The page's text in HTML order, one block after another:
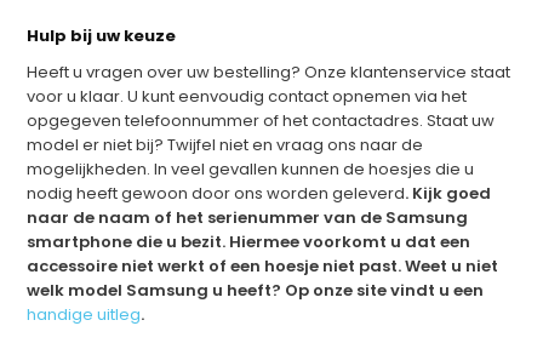
Hulp bij uw keuze
Heeft u vragen over uw bestelling? Onze klantenservice staat
voor u klaar. U kunt eenvoudig contact opnemen via het
opgegeven telefoonnummer of het contactadres. Staat uw
model er niet bij? Twijfel niet en vraag ons naar de
mogelijkheden. In veel gevallen kunnen de hoesjes die u
nodig heeft gewoon door ons worden geleverd. Kijk goed
naar de naam of het serienummer van de Samsung
smartphone die u bezit. Hiermee voorkomt u dat een
accessoire niet werkt of een hoesje niet past. Weet u niet
welk model Samsung u heeft? Op onze site vindt u een
handige uitleg.